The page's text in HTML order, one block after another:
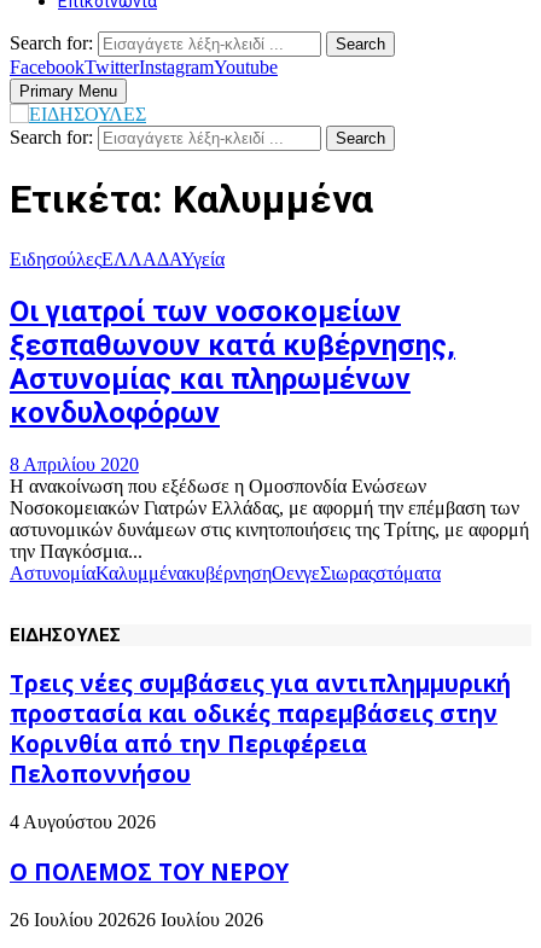
Search for: Search
FacebookTwitterInstagramYoutube
Primary Menu
Search for: Search
Ετικέτα: Καλυμμένα
ΕιδησούλεςΕΛΛΑΔΑΥγεία
Οι γιατροί των νοσοκομείων
ξεσπαθωνουν κατά κυβέρνησης,
Αστυνομίας και πληρωμένων
κονδυλοφόρων
8 Απριλίου 2020
Η ανακοίνωση που εξέδωσε η Ομοσπονδία Ενώσεων
Νοσοκομειακών Γιατρών Ελλάδας, με αφορμή την επέμβαση των
αστυνομικών δυνάμεων στις κινητοποιήσεις της Τρίτης, με αφορμή
την Παγκόσμια...
ΑστυνομίαΚαλυμμένακυβέρνησηΟενγεΣιωραςστόματα
ΕΙΔΗΣΟΥΛΕΣ
Τρεις νέες συμβάσεις για αντιπλημμυρική
προστασία και οδικές παρεμβάσεις στην
Κορινθία από την Περιφέρεια
Πελοποννήσου
4 Αυγούστου 2026
Ο ΠΟΛΕΜΟΣ ΤΟΥ ΝΕΡΟΥ
26 Ιουλίου 202626 Ιουλίου 2026